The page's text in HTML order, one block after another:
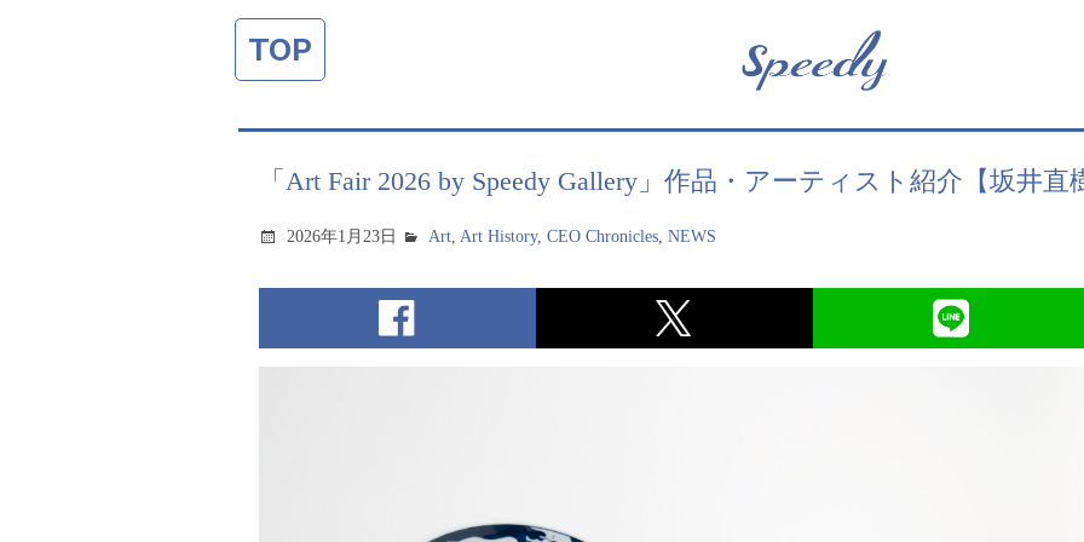
TOP
「Art Fair 2026 by Speedy Gallery」作品・アーティスト紹介【坂井直
2026年1月23日 Art,Art History,CEO Chronicles,NEWS